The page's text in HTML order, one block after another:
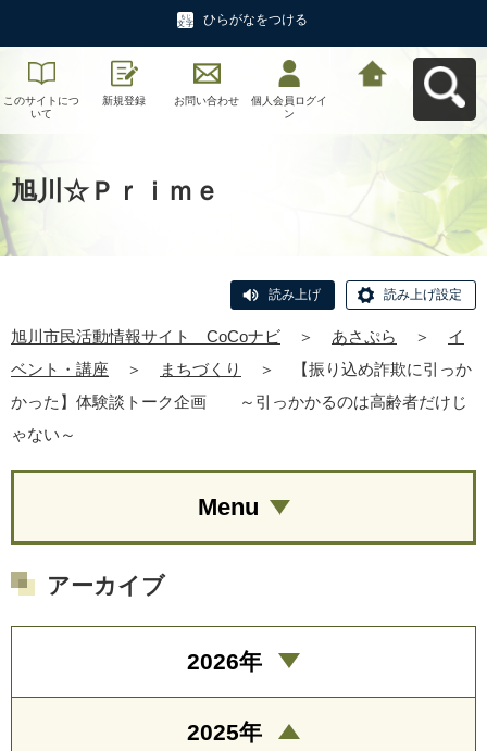
ひらがなをつける
このサイトにつ
いて
新規登録 お問い合わせ
個人会員ログイ
ン
旭川☆Ｐｒｉｍｅ
読み上げ 読み上げ設定
旭川市民活動情報サイト CoCoナビ ＞ あさぷら ＞
イ
ベント・講座
＞ まちづくり ＞
【振り込め詐欺に引っか
かった】体験談トーク企画 ～引っかかるのは高齢者だけじ
ゃない～
Menu
アーカイブ
2026年
2025年